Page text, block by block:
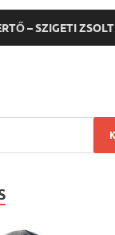
– SZIGETI ZSOLT